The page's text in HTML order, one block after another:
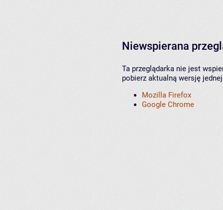
Niewspierana
Ta przeglądarka nie jest
pobierz aktualną wersję
Mozilla Firefox
Google Chrome